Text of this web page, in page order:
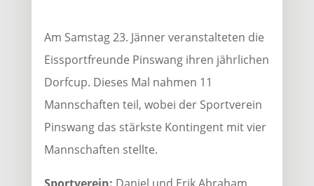
Am Samstag 23. Jänner veranstalteten die
Eissportfreunde Pinswang ihren jährlichen
Dorfcup. Dieses Mal nahmen 11
Mannschaften teil, wobei der Sportverein
Pinswang das stärkste Kontingent mit vier
Mannschaften stellte.